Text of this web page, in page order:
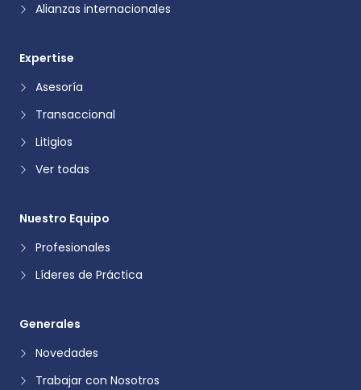
Alianzas internacionales
Expertise
Asesoría
Transaccional
Litigios
Ver todas
Nuestro Equipo
Profesionales
Líderes de Práctica
Generales
Novedades
Trabajar con Nosotros